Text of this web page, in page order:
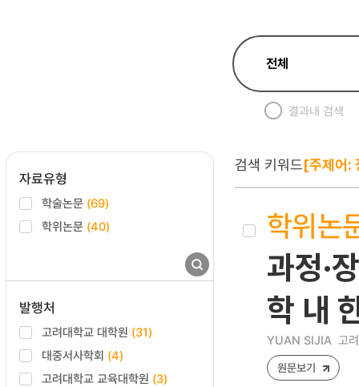
결과내 검색
자료유형
학술논문 (69)
학위논문 (40)
발행처
고려대학교 대학원 (31)
대중서사학회 (4)
고려대학교 교육대학원 (3)
검색 키워드[주제어:
학위논
과정·
학 내
YUAN SIJIA 고
원문보기